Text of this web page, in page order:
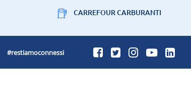
CARREFOUR CARBURANTI
#restiamoconnessi